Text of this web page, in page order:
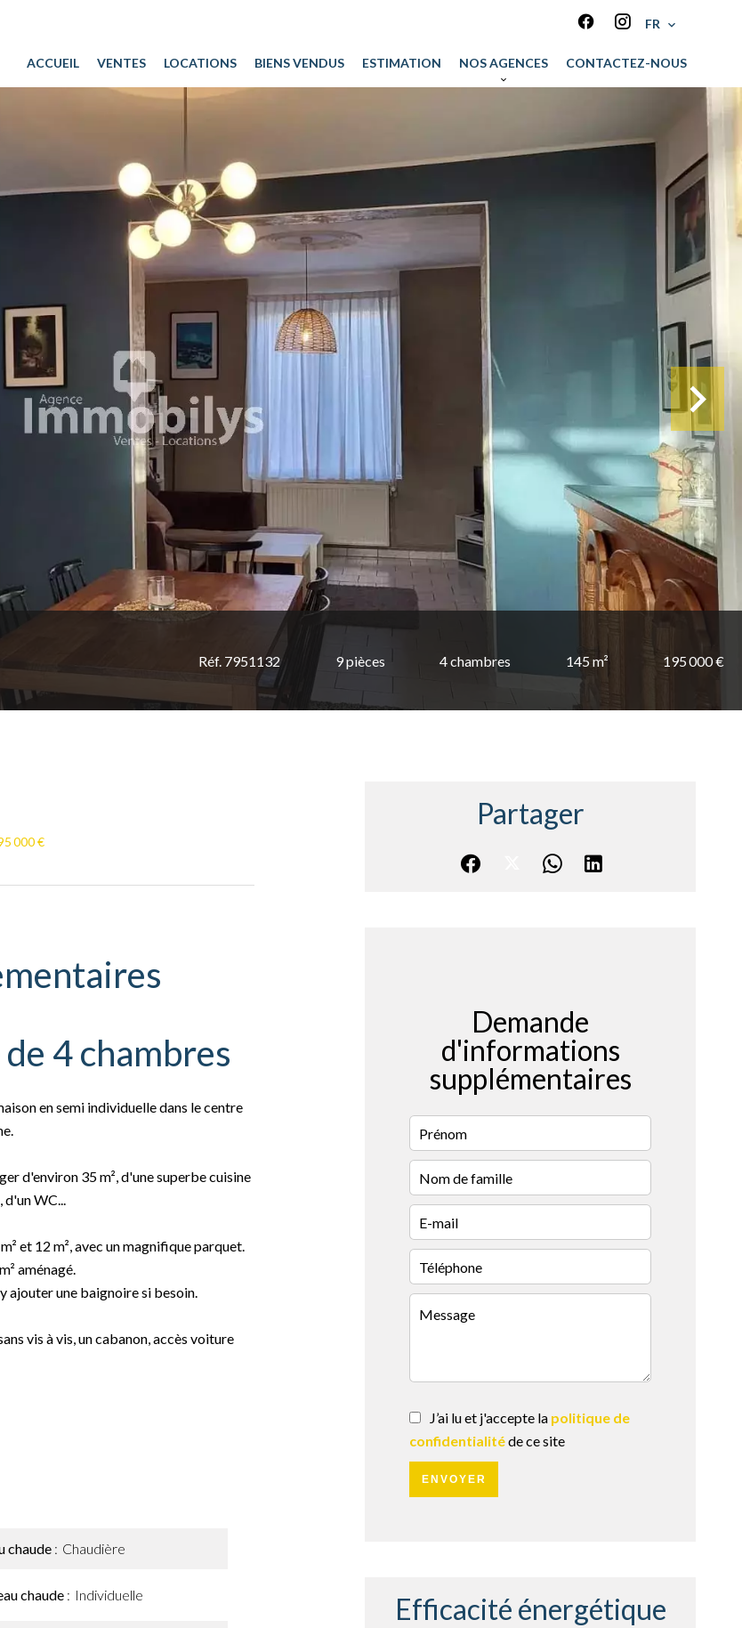
FR
ACCUEIL VENTES LOCATIONS BIENS VENDUS ESTIMATION NOS AGENCES CONTACTEZ-NOUS
Réf. 7951132 9 pièces 4 chambres 145 m² 195 000 €
000 €
4 chambres
en semi individuelle dans le centre
d'environ 35 m², d'une superbe cuisine
d'un WC...
et 12 m², avec un magnifique parquet.
aménagé.
ajouter une baignoire si besoin.
vis à vis, un cabanon, accès voiture
chaude Chaudière
chaude Individuelle
Partager
Demande
d'informations
supplémentaires
J’ai lu et j'accepte la politique de
confidentialitéde ce site
ENVOYER
Efficacité énergétique